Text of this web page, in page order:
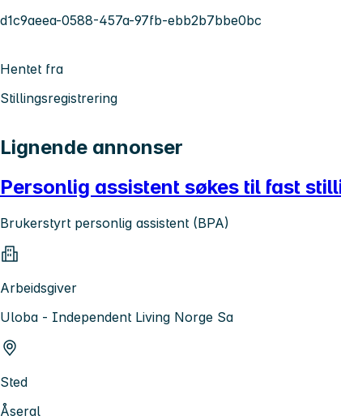
d1c9aeea-0588-457a-97fb-ebb2b7bbe0bc
Hentet fra
Stillingsregistrering
Lignende annonser
Personlig assistent søkes til fast
Brukerstyrt personlig assistent (BPA)
Arbeidsgiver
Uloba - Independent Living Norge Sa
Sted
Åseral